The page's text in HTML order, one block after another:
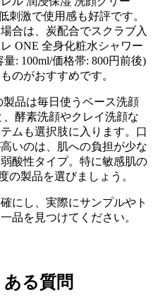
刺激で使用感も好評です。
合は、炭配合でスクラブ入
ONE 全身化粧水シャワー
: 100ml/価格帯: 800円前後)
のがおすすめです。
品は毎日使うベース洗顔
酵素洗顔やクレイ洗顔な
ムも選択肢に入ります。口
いのは、肌への負担が少な
酸性タイプ。特に敏感肌の
の製品を選びましょう。
にし、実際にサンプルやト
品を見つけてください。
る質問